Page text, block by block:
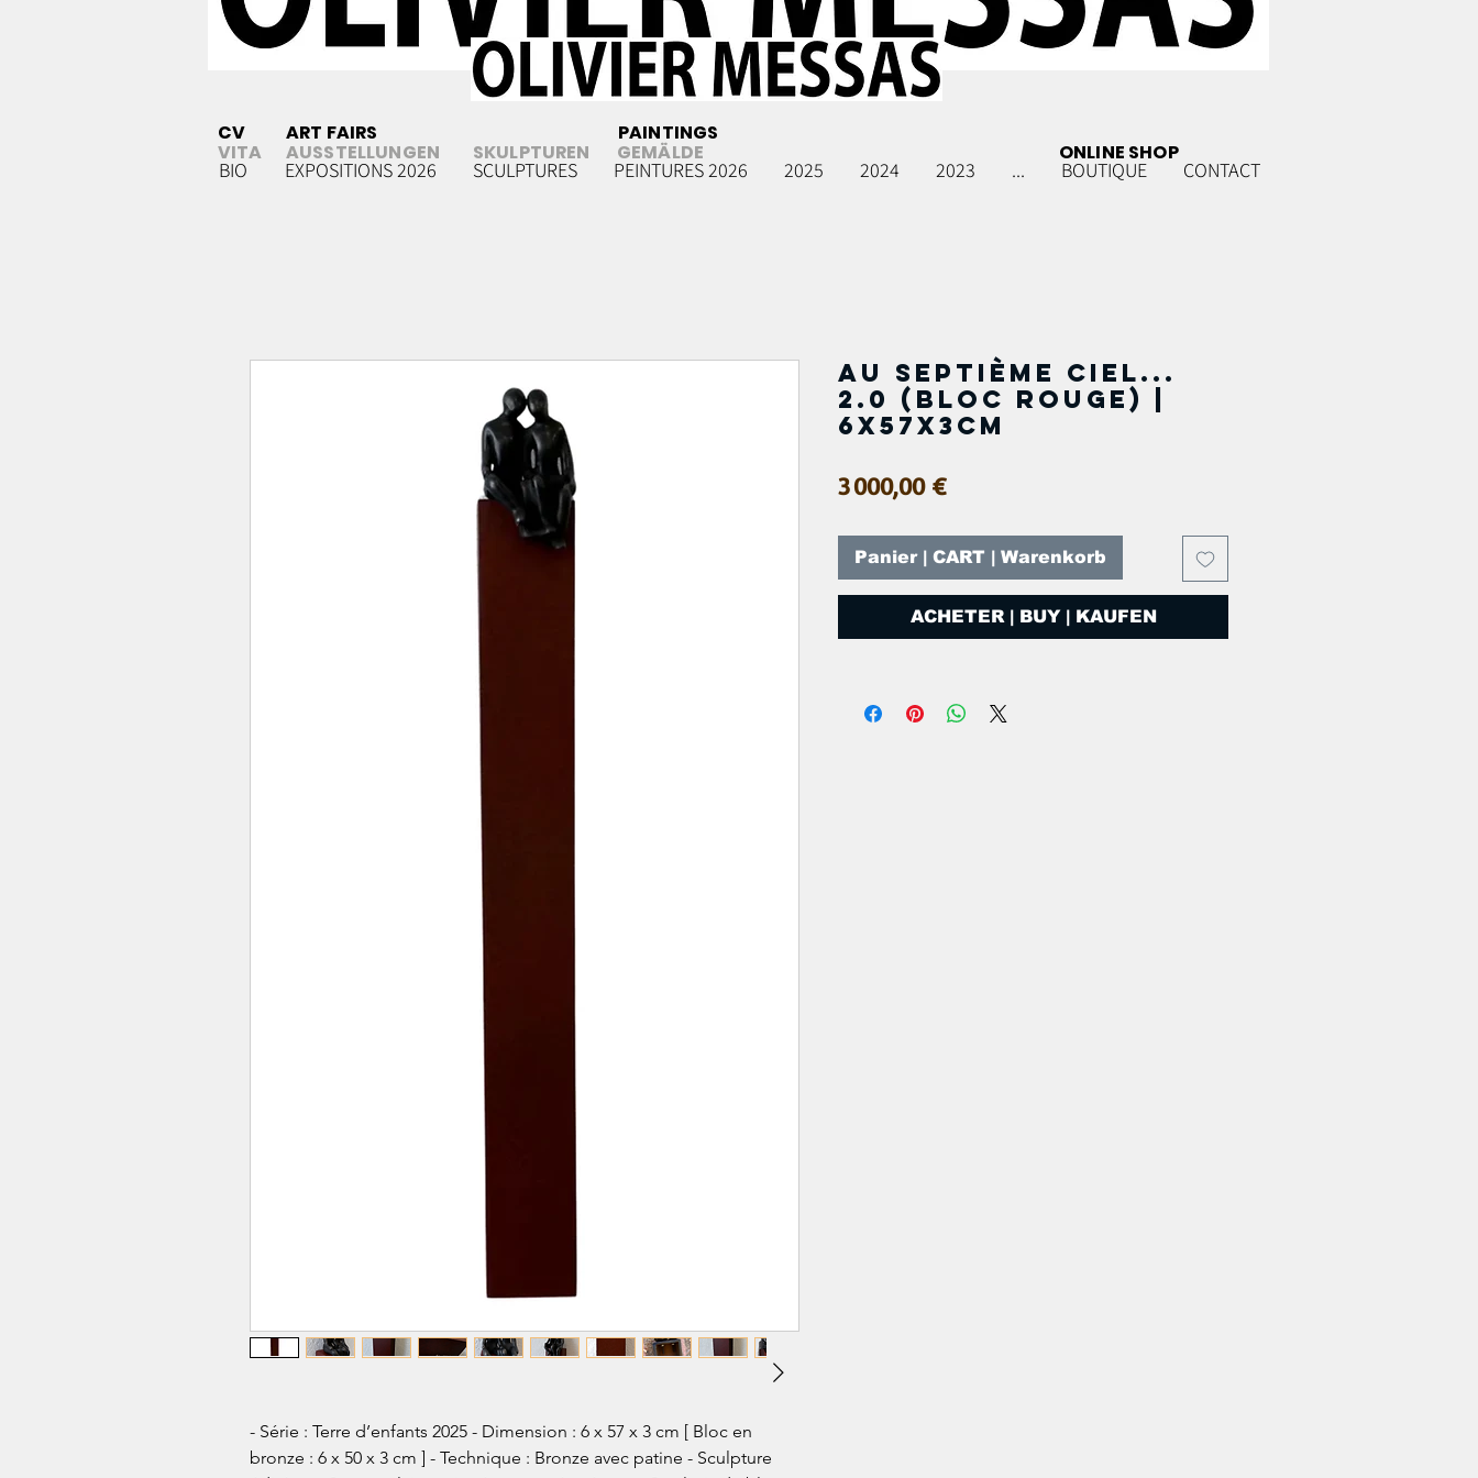
BIO EXPOSITIONS 2026 SCULPTURES PEINTURES 2026 2025 2024 2023 ... BOUTIQUE CONTACT
SKULPTUREN
ART FAIRS
AUSSTELLUNGEN
PAINTINGS
GEMÄLDE ONLINE SHOP
CV
VITA
- Série : Terre d’enfants 2025 - Dimension : 6 x 57 x 3 cm [ Bloc en
bronze : 6 x 50 x 3 cm ] - Technique : Bronze avec patine - Sculpture
Au septième ciel...
2.0 (bloc rouge) |
6x57x3cm
3 000,00 €Prix
Panier | CART | Warenkorb
ACHETER | BUY | KAUFEN